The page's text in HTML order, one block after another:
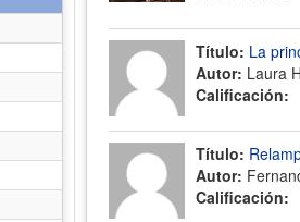
Título: La
Autor: Laura
Calificación:
Título:
Autor:
Calificación: